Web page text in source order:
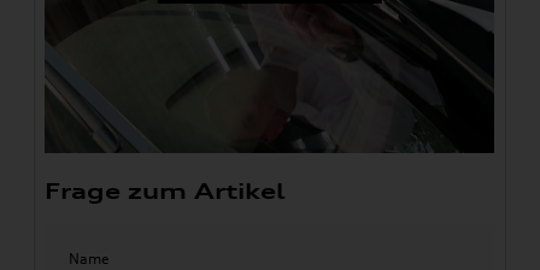
Frage zum Artikel
Name